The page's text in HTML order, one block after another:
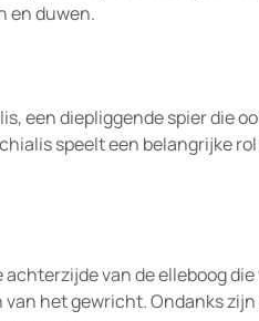
en duwen.
een diepliggende spier die
speelt een belangrijke
van de elleboog
het gewricht. Ondanks